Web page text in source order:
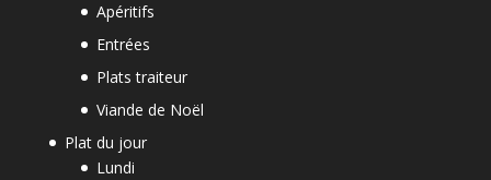
Apéritifs
Entrées
Plats traiteur
Viande de Noël
Plat du jour
Lundi